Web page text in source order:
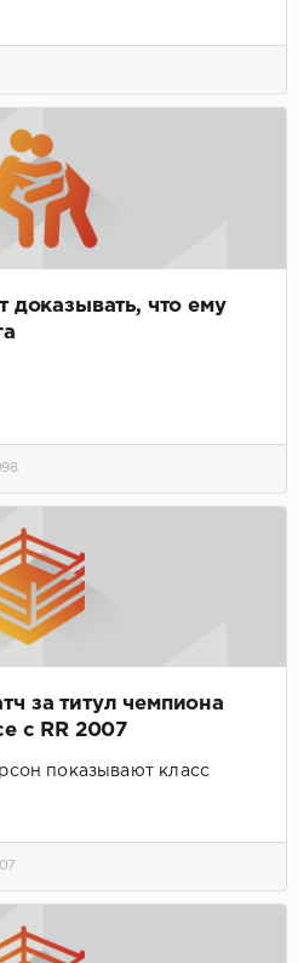
доказывать, что ему
за титул чемпиона
с RR 2007
показывают класс